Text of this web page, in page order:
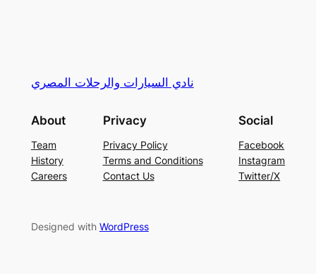
نادي السيارات والرحلات المصري
About
Team
History
Careers
Privacy
Privacy Policy
Terms and Conditions
Contact Us
Social
Facebook
Instagram
Twitter/X
Designed with WordPress